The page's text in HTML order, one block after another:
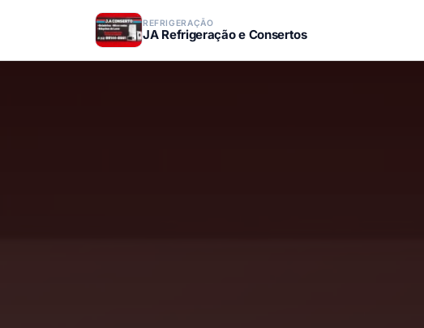
REFRIGERAÇÃO
JA Refrigeração e Consertos